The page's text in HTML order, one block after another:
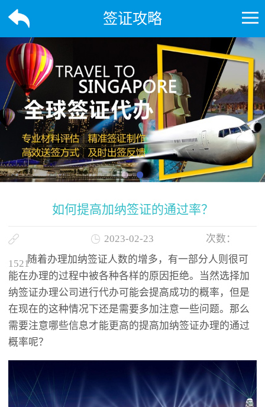
签证攻略
如何提高加纳签证的通过率？
2023-02-23 次数：
1521随着办理加纳签证人数的增多，有一部分人则很可
能在办理的过程中被各种各样的原因拒绝。当然选择加
纳签证办理公司进行代办可能会提高成功的概率，但是
在现在的这种情况下还是需要多加注意一些问题。那么
需要注意哪些信息才能更高的提高加纳签证办理的通过
概率呢？